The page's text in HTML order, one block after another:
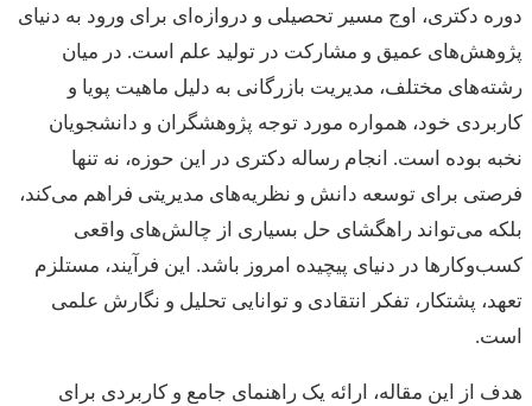
دوره دکتری، اوج مسیر تحصیلی و دروازه‌ای برای ورود به دنیای
پژوهش‌های عمیق و مشارکت در تولید علم است. در میان
رشته‌های مختلف، مدیریت بازرگانی به دلیل ماهیت پویا و
کاربردی خود، همواره مورد توجه پژوهشگران و دانشجویان
نخبه بوده است. انجام رساله دکتری در این حوزه، نه تنها
فرصتی برای توسعه دانش و نظریه‌های مدیریتی فراهم می‌کند،
بلکه می‌تواند راهگشای حل بسیاری از چالش‌های واقعی
کسب‌وکارها در دنیای پیچیده امروز باشد. این فرآیند، مستلزم
تعهد، پشتکار، تفکر انتقادی و توانایی تحلیل و نگارش علمی
است.
هدف از این مقاله، ارائه یک راهنمای جامع و کاربردی برای